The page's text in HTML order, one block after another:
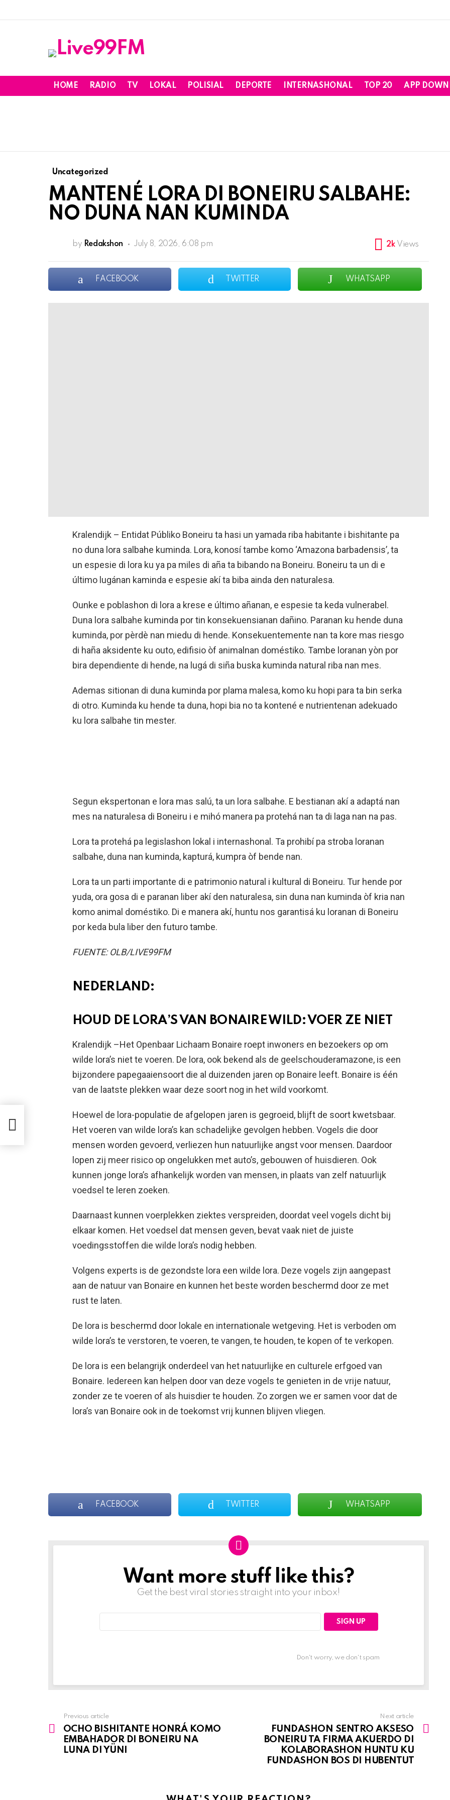
HOME RADIO TV LOKAL POLISIAL DEPORTE INTERNASHONAL TOP 20 APP
Uncategorized
MANTENÉ LORA DI BONEIRU SALBAHE:
NO DUNA NAN KUMINDA
by Redakshon July 8, 2026, 6:08 pm 2k Views
FACEBOOK TWITTER WHATSAPP
Kralendijk – Entidat Públiko Boneiru ta hasi un yamada riba habitante i bishitante pa
no duna lora salbahe kuminda. Lora, konosí tambe komo ‘Amazona barbadensis’, ta
un espesie di lora ku ya pa miles di aña ta bibando na Boneiru. Boneiru ta un di e
último lugánan kaminda e espesie akí ta biba ainda den naturalesa.
Ounke e poblashon di lora a krese e último añanan, e espesie ta keda vulnerabel.
Duna lora salbahe kuminda por tin konsekuensianan dañino. Paranan ku hende duna
kuminda, por pèrdè nan miedu di hende. Konsekuentemente nan ta kore mas riesgo
di haña aksidente ku outo, edifisio òf animalnan doméstiko. Tambe loranan yòn por
bira dependiente di hende, na lugá di siña buska kuminda natural riba nan mes.
Ademas sitionan di duna kuminda por plama malesa, komo ku hopi para ta bin serka
di otro. Kuminda ku hende ta duna, hopi bia no ta kontené e nutrientenan adekuado
ku lora salbahe tin mester.
Segun ekspertonan e lora mas salú, ta un lora salbahe. E bestianan akí a adaptá nan
mes na naturalesa di Boneiru i e mihó manera pa protehá nan ta di laga nan na pas.
Lora ta protehá pa legislashon lokal i internashonal. Ta prohibí pa stroba loranan
salbahe, duna nan kuminda, kapturá, kumpra òf bende nan.
Lora ta un parti importante di e patrimonio natural i kultural di Boneiru. Tur hende por
yuda, ora gosa di e paranan liber akí den naturalesa, sin duna nan kuminda òf kria nan
komo animal doméstiko. Di e manera akí, huntu nos garantisá ku loranan di Boneiru
por keda bula liber den futuro tambe.
FUENTE: OLB/LIVE99FM
NEDERLAND:
HOUD DE LORA’S VAN BONAIRE WILD: VOER ZE NIET
Kralendijk –Het Openbaar Lichaam Bonaire roept inwoners en bezoekers op om
wilde lora’s niet te voeren. De lora, ook bekend als de geelschouderamazone, is een
bijzondere papegaaiensoort die al duizenden jaren op Bonaire leeft. Bonaire is één
van de laatste plekken waar deze soort nog in het wild voorkomt.
Hoewel de lora-populatie de afgelopen jaren is gegroeid, blijft de soort kwetsbaar.
Het voeren van wilde lora’s kan schadelijke gevolgen hebben. Vogels die door
mensen worden gevoerd, verliezen hun natuurlijke angst voor mensen. Daardoor
lopen zij meer risico op ongelukken met auto’s, gebouwen of huisdieren. Ook
kunnen jonge lora’s afhankelijk worden van mensen, in plaats van zelf natuurlijk
voedsel te leren zoeken.
Daarnaast kunnen voerplekken ziektes verspreiden, doordat veel vogels dicht bij
elkaar komen. Het voedsel dat mensen geven, bevat vaak niet de juiste
voedingsstoffen die wilde lora’s nodig hebben.
Volgens experts is de gezondste lora een wilde lora. Deze vogels zijn aangepast
aan de natuur van Bonaire en kunnen het beste worden beschermd door ze met
rust te laten.
De lora is beschermd door lokale en internationale wetgeving. Het is verboden om
wilde lora’s te verstoren, te voeren, te vangen, te houden, te kopen of te verkopen.
De lora is een belangrijk onderdeel van het natuurlijke en culturele erfgoed van
Bonaire. Iedereen kan helpen door van deze vogels te genieten in de vrije natuur,
zonder ze te voeren of als huisdier te houden. Zo zorgen we er samen voor dat de
lora’s van Bonaire ook in de toekomst vrij kunnen blijven vliegen.
FACEBOOK TWITTER WHATSAPP
NEWSLETTERWant more stuff like this?
Get the best viral stories straight into your inbox!
Don't worry, we don't spam
See
more
Previous article
OCHO BISHITANTE HONRÁ KOMO
EMBAHADOR DI BONEIRU NA
LUNA DI YÜNI
Next article
FUNDASHON SENTRO AKSESO
BONEIRU TA FIRMA AKUERDO DI
KOLABORASHON HUNTU KU
FUNDASHON BOS DI HUBENTUT